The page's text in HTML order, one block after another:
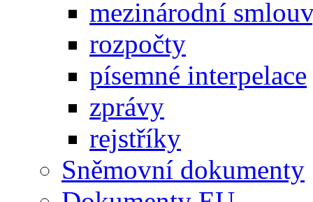
mezinárodní
rozpočty
písemné interpelace
zprávy
rejstříky
Sněmovní dokumenty